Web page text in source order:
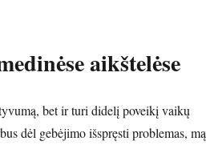
aikštelėse
bet ir turi didelį poveikį vaikų
dėl gebėjimo išspręsti problemas,